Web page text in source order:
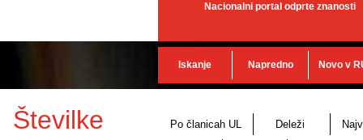
Nacionalni portal odprte znanosti
Iskanje Napredno Novo v
Številke Po članicah UL Deleži